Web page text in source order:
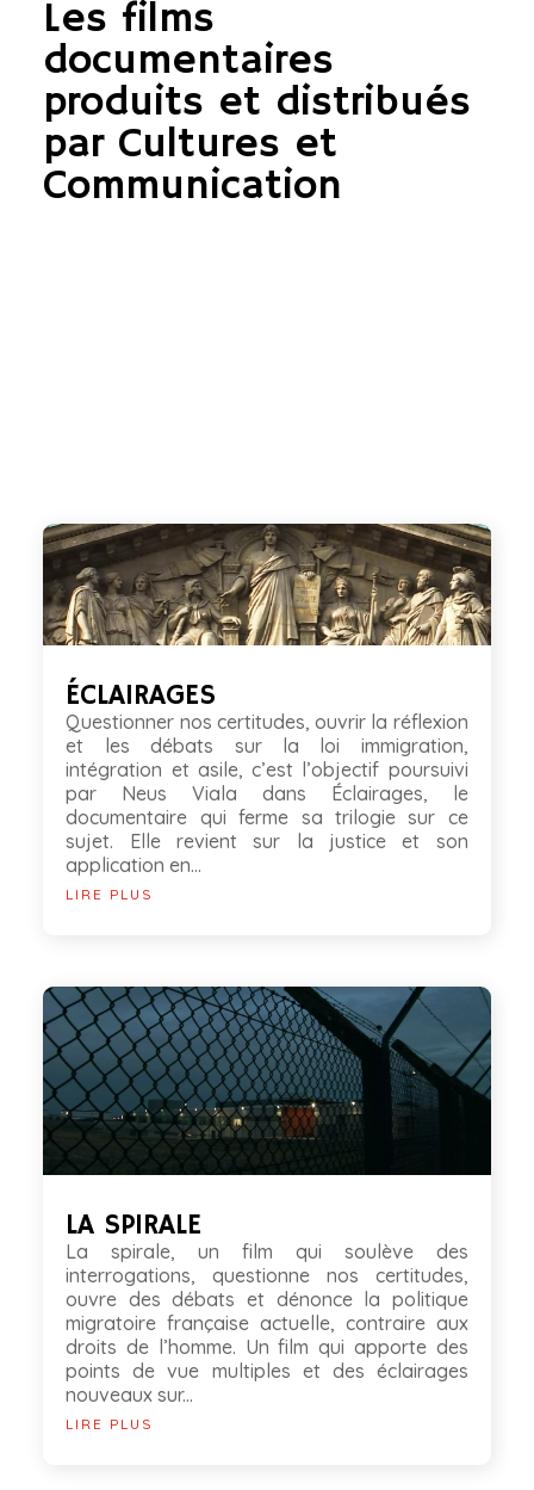
Les films
documentaires
produits et distribués
par Cultures et
Communication
ÉCLAIRAGES
Questionner nos certitudes, ouvrir la réflexion
et les débats sur la loi immigration,
intégration et asile, c’est l’objectif poursuivi
par Neus Viala dans Éclairages, le
documentaire qui ferme sa trilogie sur ce
sujet. Elle revient sur la justice et son
application en...
LIRE PLUS
LA SPIRALE
La spirale, un film qui soulève des
interrogations, questionne nos certitudes,
ouvre des débats et dénonce la politique
migratoire française actuelle, contraire aux
droits de l’homme. Un film qui apporte des
points de vue multiples et des éclairages
nouveaux sur...
LIRE PLUS